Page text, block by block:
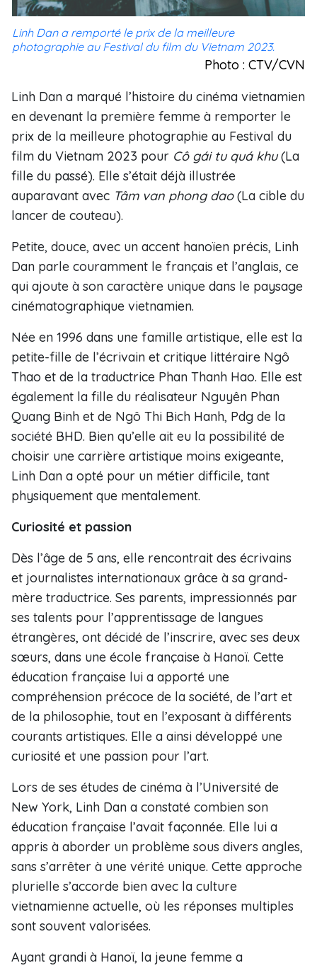
Linh Dan a remporté le prix de la meilleure
photographie au Festival du film du Vietnam 2023.
Photo : CTV/CVN
Linh Dan a marqué l’histoire du cinéma vietnamien
en devenant la première femme à remporter le
prix de la meilleure photographie au Festival du
film du Vietnam 2023 pour Cô gái tu quá khu(La
fille du passé). Elle s’était déjà illustrée
auparavant avec Tâm van phong dao(La cible du
lancer de couteau).
Petite, douce, avec un accent hanoïen précis, Linh
Dan parle couramment le français et l’anglais, ce
qui ajoute à son caractère unique dans le paysage
cinématographique vietnamien.
Née en 1996 dans une famille artistique, elle est la
petite-fille de l’écrivain et critique littéraire Ngô
Thao et de la traductrice Phan Thanh Hao. Elle est
également la fille du réalisateur Nguyên Phan
Quang Binh et de Ngô Thi Bich Hanh, Pdg de la
société BHD. Bien qu’elle ait eu la possibilité de
choisir une carrière artistique moins exigeante,
Linh Dan a opté pour un métier difficile, tant
physiquement que mentalement.
Curiosité et passion
Dès l’âge de 5 ans, elle rencontrait des écrivains
et journalistes internationaux grâce à sa grand-
mère traductrice. Ses parents, impressionnés par
ses talents pour l’apprentissage de langues
étrangères, ont décidé de l’inscrire, avec ses deux
sœurs, dans une école française à Hanoï. Cette
éducation française lui a apporté une
compréhension précoce de la société, de l’art et
de la philosophie, tout en l’exposant à différents
courants artistiques. Elle a ainsi développé une
curiosité et une passion pour l’art.
Lors de ses études de cinéma à l’Université de
New York, Linh Dan a constaté combien son
éducation française l’avait façonnée. Elle lui a
appris à aborder un problème sous divers angles,
sans s’arrêter à une vérité unique. Cette approche
plurielle s’accorde bien avec la culture
vietnamienne actuelle, où les réponses multiples
sont souvent valorisées.
Ayant grandi à Hanoï, la jeune femme a